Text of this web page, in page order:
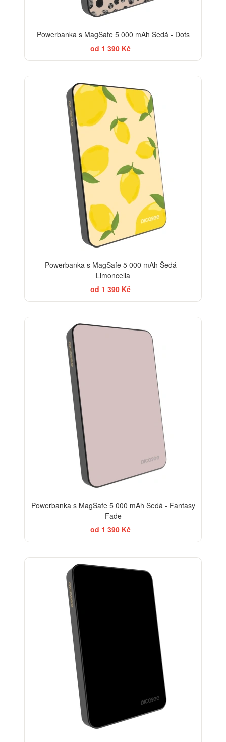
Powerbanka s MagSafe 5 000 mAh Šedá - Dots
od 1 390 Kč
Powerbanka s MagSafe 5 000 mAh Šedá -
Limoncella
od 1 390 Kč
Powerbanka s MagSafe 5 000 mAh Šedá - Fantasy
Fade
od 1 390 Kč